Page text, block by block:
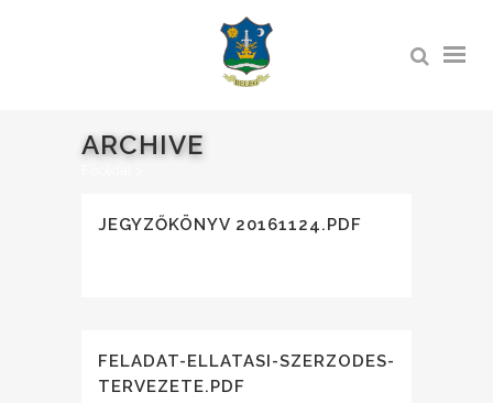
ARCHIVE
JEGYZŐKÖNYV 20161124.PDF
FELADAT-ELLATASI-SZERZODES-
TERVEZETE.PDF